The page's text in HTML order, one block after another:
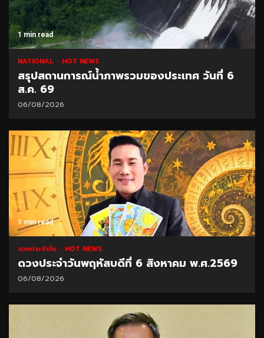
1 min read
NATIONAL HOT NEWS
สรุปสถานการณ์น้ำภาพรวมของประเทศ วันที่ 6
ส.ค. 69
06/08/2026
1 min read
ดวงประจำวัน HOT NEWS
ดวงประจำวันพฤหัสบดีที่ 6 สิงหาคม พ.ศ.2569
06/08/2026